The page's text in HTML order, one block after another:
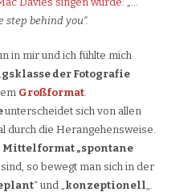
step behind you“.
in mir und ich fühlte mich
der Fotografie
Großformat.
unterscheidet sich von allen
durch die Herangehensweise.
Mittelformat „spontane
sind, so bewegt man sich in der
“ und „konzeptionell„.